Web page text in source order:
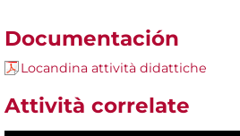
Documentación
Locandina attività didattiche
Attività correlate